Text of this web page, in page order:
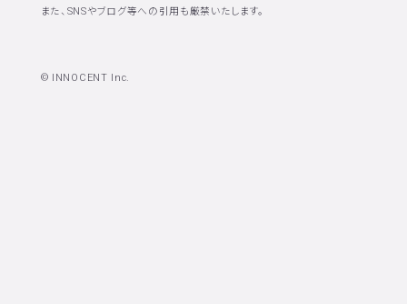
また、SNSやブログ等への引用も厳禁いたします。
© INNOCENT Inc.